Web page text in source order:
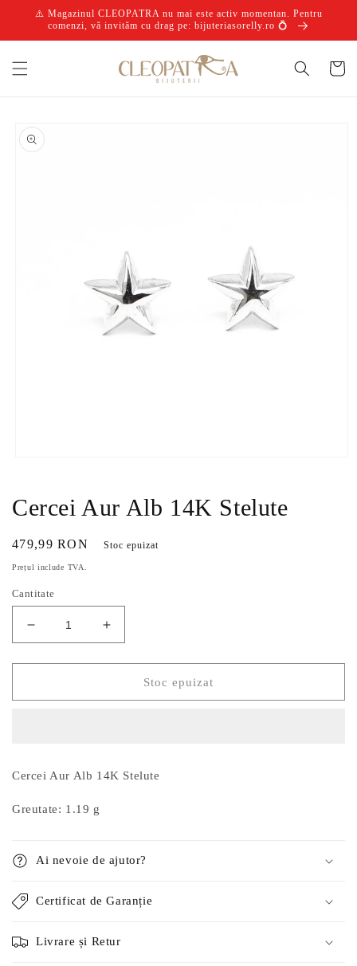
Salt la
conținut
⚠️ Magazinul CLEOPATRA nu mai este activ momentan. Pentru
comenzi, vă invităm cu drag pe: bijuteriasorelly.ro 💍
Coș
informațiile
despre
1
într-
modală
Cercei Aur Alb 14K Stelute
Preț
obișnuit
479,99 RON Stoc epuizat
Prețul include TVA.
Cantitate
Reduceți
cantitatea
pentru
Aur
Creșteți
cantitatea
pentru
Cercei
Aur
Stoc epuizat
Cercei Aur Alb 14K Stelute
Greutate: 1.19 g
Ai nevoie de ajutor?
Certificat de Garanție
Livrare și Retur